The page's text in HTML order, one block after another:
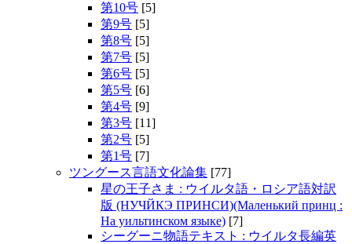
第10号 [5]
第9号 [5]
第8号 [5]
第7号 [5]
第6号 [5]
第5号 [6]
第4号 [9]
第3号 [11]
第2号 [5]
第1号 [7]
ツングース言語文化論集 [77]
星の王子さま : ウイルタ語・ロシア語対訳
版 (НУЧЙКЭ ПРИНСИ)(Маленький принц :
На уильтинском языке) [7]
シーグーニ物語テキスト : ウイルタ長編英